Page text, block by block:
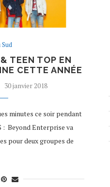
TEEN TOP EN
CETTE ANNÉE
30 janvier 2018
minutes ce soir pendant
: Beyond Enterprise va
pour deux groupes de